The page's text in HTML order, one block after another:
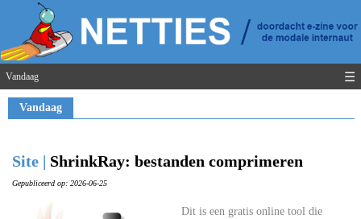
Vandaag ☰
Vandaag
Site | ShrinkRay: bestanden comprimeren
Gepubliceerd op: 2026-06-25
Dit is een gratis online tool die